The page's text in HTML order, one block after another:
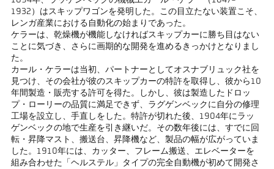
1932）はスキップワゴンを発明した。この目立たない装置こそ、
レンガ産業における自動化の始まりであった。
ケラーは、乾燥機が機能しなければスキップカーに勝ち目はない
ことに気づき、さらに画期的な開発を進めるきっかけとなりまし
た。
カール・ケラーは当初、パートナーとしてオスナブリュック社を
見つけ、その会社が彼のスキップカーの特許を取得し、彼から10
年間製造・販売する許可を得た。しかし、彼は製造したドロッ
プ・ローリーの品質に満足できず、ラグゲンベックに自分の修理
工場を設立し、手直しをした。特許が切れた後、1904年にラッ
ゲンベックの地で生産を引き継いだ。その数年後には、すでに回
転・昇降マスト、搬送台、昇降機など、製品の幅が広がっていま
した。1910年には、カッター、フレーム搬送、エレベーターを
組み合わせた「ヘルステル」タイプの完全自動機が初めて開発さ